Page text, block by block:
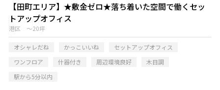
【田町エリア】★敷金ゼロ★落ち着いた空間で働くセッ
トアップオフィス
港区 ～20坪
オシャレだね かっこいいね
セットアップオフィス
ワンフロア
什器付き 周辺環境良好
木目調
駅から5分以内